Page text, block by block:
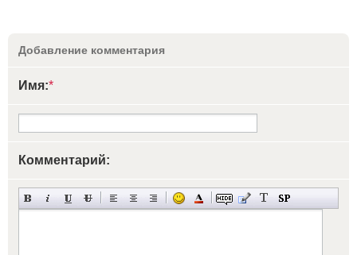
Добавление комментария
Имя:*
Комментарий: